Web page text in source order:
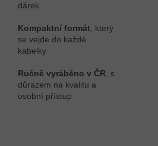
dárek
Kompaktní formát , který
se vejde do každé
kabelky
Ručně vyráběno v ČR , s
důrazem na kvalitu a
osobní přístup